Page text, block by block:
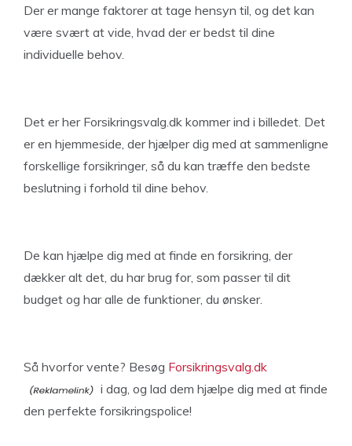
Der er mange faktorer at tage hensyn til, og det kan
være svært at vide, hvad der er bedst til dine
individuelle behov.
Det er her Forsikringsvalg.dk kommer ind i billedet. Det
er en hjemmeside, der hjælper dig med at sammenligne
forskellige forsikringer, så du kan træffe den bedste
beslutning i forhold til dine behov.
De kan hjælpe dig med at finde en forsikring, der
dækker alt det, du har brug for, som passer til dit
budget og har alle de funktioner, du ønsker.
Så hvorfor vente? Besøg Forsikringsvalg.dk
i dag, og lad dem hjælpe dig med at finde
den perfekte forsikringspolice!